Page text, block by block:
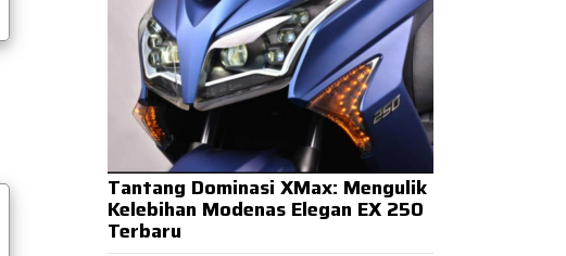
Tantang Dominasi XMax: Mengulik
Kelebihan Modenas Elegan EX 250
Terbaru